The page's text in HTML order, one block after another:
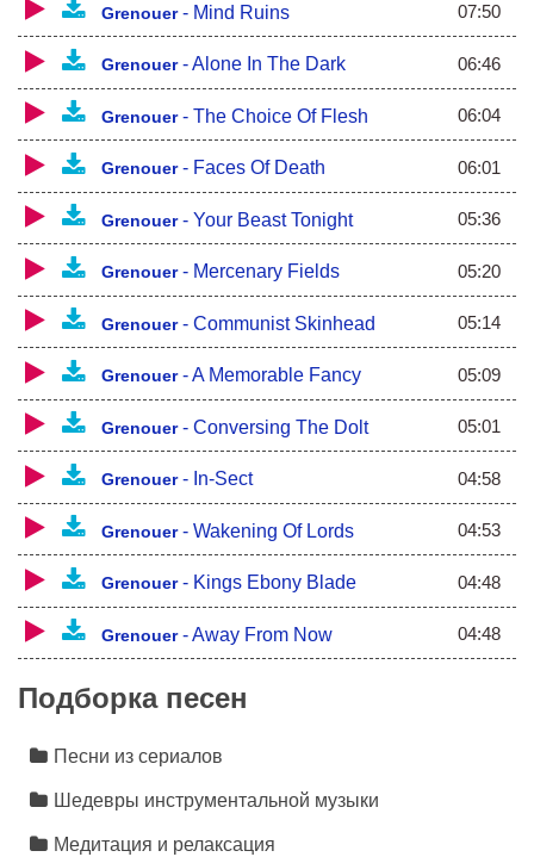
Grenouer- Mind Ruins 07:50
Grenouer-Alone In The Dark 06:46
Grenouer- The Choice Of Flesh 06:04
Grenouer- Faces Of Death 06:01
Grenouer- Your Beast Tonight 05:36
Grenouer- Mercenary Fields 05:20
Grenouer- Communist Skinhead 05:14
Grenouer-A Memorable Fancy 05:09
Grenouer- Conversing The Dolt 05:01
Grenouer- In-Sect 04:58
Grenouer- Wakening Of Lords 04:53
Grenouer- Kings Ebony Blade 04:48
Grenouer-Away From Now 04:48
Подборка песен
Песни из сериалов
Шедевры инструментальной музыки
Медитация и релаксация